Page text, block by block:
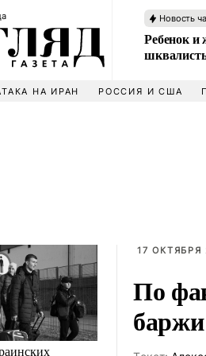
Новость
Ребенок и
НА ИРАН РОССИЯ И США
17
По